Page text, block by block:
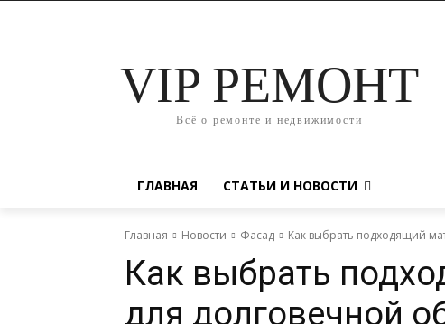
VIP РЕМОНТ
Всё о ремонте и недвижимости
ГЛАВНАЯ СТАТЬИ И НОВОСТИ
Главная Новости Фасад Как выбрать подходящий
Как выбрать
для долговечной